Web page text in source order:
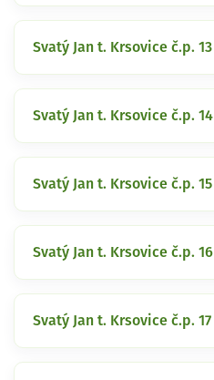
Svatý Jan t. Krsovice č.p. 13
Svatý Jan t. Krsovice č.p. 14
Svatý Jan t. Krsovice č.p. 15
Svatý Jan t. Krsovice č.p. 16
Svatý Jan t. Krsovice č.p. 17